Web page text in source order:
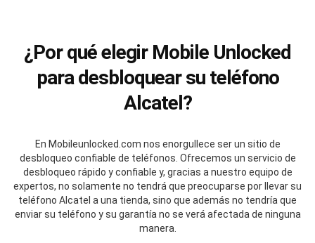
¿Por qué elegir Mobile Unlocked
para desbloquear su teléfono
Alcatel?
En Mobileunlocked.com nos enorgullece ser un sitio de
desbloqueo confiable de teléfonos. Ofrecemos un servicio de
desbloqueo rápido y confiable y, gracias a nuestro equipo de
expertos, no solamente no tendrá que preocuparse por llevar su
teléfono Alcatel a una tienda, sino que además no tendría que
enviar su teléfono y su garantía no se verá afectada de ninguna
manera.